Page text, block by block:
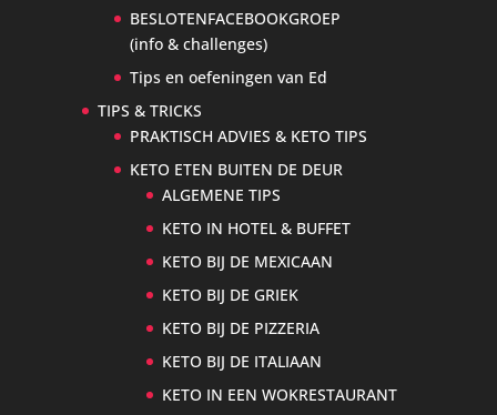
BESLOTENFACEBOOKGROEP
(info & challenges)
Tips en oefeningen van Ed
TIPS & TRICKS
PRAKTISCH ADVIES & KETO TIPS
KETO ETEN BUITEN DE DEUR
ALGEMENE TIPS
KETO IN HOTEL & BUFFET
KETO BIJ DE MEXICAAN
KETO BIJ DE GRIEK
KETO BIJ DE PIZZERIA
KETO BIJ DE ITALIAAN
KETO IN EEN WOKRESTAURANT